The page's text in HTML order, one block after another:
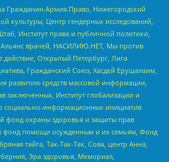
Гражданин.Армия.Право, Нижегородский
культуры, Центр гендерных исследований,
Институт права и публичной политики,
врачей, НАСИЛИЮ.НЕТ, Мы против
Открытый Петербург, Лига
Гражданский Союз, Хасдей Ерушалаим,
развитию средств массовой информации,
заключенных, Институт глобализации и
социально-информационных инициатив
фонд охраны здоровья и защиты прав
фонд помощи осужденным и их семьям, Фонд
тайга, Так-Так-Так, Сова, центр Анна,
Эра здоровья, Мемориал,